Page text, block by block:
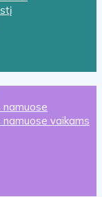
namuose
vaikams